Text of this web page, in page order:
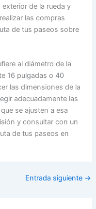
de la rueda y
las compras
de tus paseos sobre
al diámetro de la
16 pulgadas o 40
las dimensiones de la
adecuadamente las
se ajusten a esa
y consultar con un
de tus paseos en
Entrada siguiente →